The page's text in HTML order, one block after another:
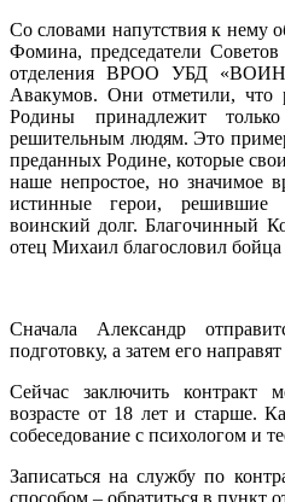
Со словами напутствия к нему
Фомина, председатели Советов
отделения ВРОО УБД
Авакумов. Они отметили, что
Родины принадлежит
решительным людям. Это
преданных Родине, которые
наше непростое, но значимое
истинные герои, решившие
воинский долг. Благочинный
отец Михаил благословил
Сначала Александр
подготовку, а затем его
Сейчас заключить
возрасте от 18 лет и старше.
собеседование с психологом и
Записаться на службу по
способом – обратиться в пункт